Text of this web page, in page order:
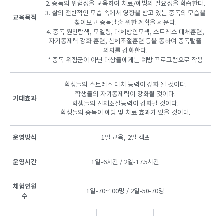
교육목적
2. 중독의 위험성을 교육하여 치료/예방의 필요성을 학습한다.
3. 삶의 전반적인 모습 속에서 영향을 받고 있는 중독의 모습을
찾아보고 중독탈출 위한 계획을 세운다.
4. 중독 원인탐색, 모델링, 대체방안모색, 스트레스 대처훈련,
자기통제력 강화 훈련, 신체조절훈련 등을 통하여 중독탈출
의지를 강화한다.
* 중독 위험군이 아닌 대상들에게는 예방 프로그램으로 작용
기대효과
학생들의 스트레스 대처 능력이 강화 될 것이다.
학생들의 자기통제력이 강화될 것이다.
학생들의 신체조절능력이 강화될 것이다.
학생들의 중독이 예방 및 치료 효과가 있을 것이다.
운영방식 1일 교육, 2일 캠프
운영시간 1일-6시간 / 2일-17.5시간
체험인원
수
1일-70~100명 / 2일-50-70명